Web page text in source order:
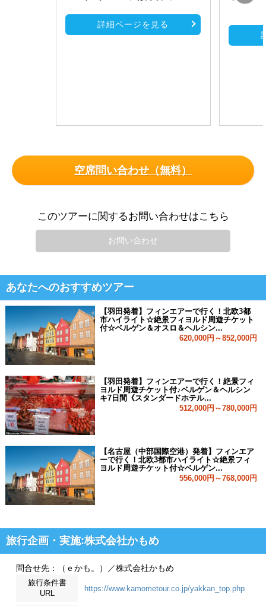
詳細ページを見る
空席問い合わせ（無料）
このツアーに関するお問い合わせはこちら
お問い合わせ
あなたへのおすすめツアー
【羽田発着】フィンエアーで行く！北欧3都
市ハイライト☆絶景フィヨルド周遊チケット
付☆ベルゲン＆オスロ＆ヘルシン...
620,000円～852,000円
【羽田発着】フィンエアーで行く！絶景フィ
ヨルド周遊チケット付♪ベルゲン＆ヘルシン
キ7日間《スタンダードホテル...
512,000円～780,000円
【名古屋（中部国際空港）発着】フィンエア
ーで行く！北欧3都市ハイライト☆絶景フィ
ヨルド周遊チケット付☆ベルゲン...
556,000円～768,000円
旅行企画・実施:株式会社かもめ
問合せ先：（ｅかも。）／株式会社かもめ
旅行条件書
URL
https://www.kamometour.co.jp/yakkan_top.php